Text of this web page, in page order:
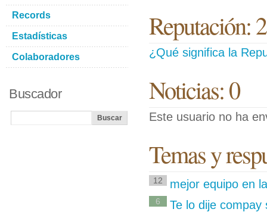
Reputación:
¿Qué significa la
Noticias: 0
Este usuario no ha
Temas y
12 mejor equipo en
6 Te lo dije
Records
Estadísticas
Colaboradores
Buscador